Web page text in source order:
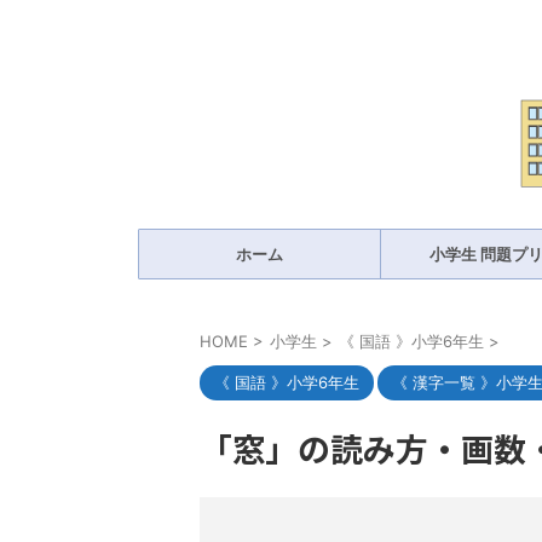
ホーム 小学生 問題プ
HOME > 小学生 > 《 国語 》小学6年生 >
《 国語 》小学6年生 《 漢字一覧 》小学生
「窓」の読み方・画